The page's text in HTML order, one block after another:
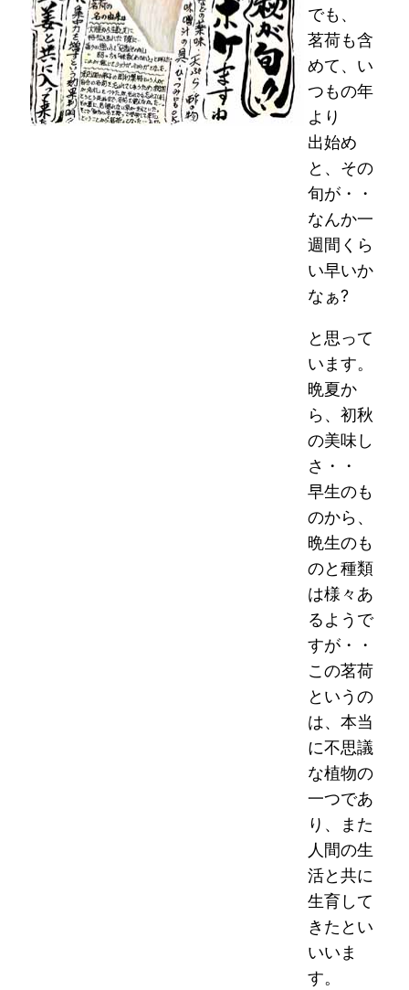
でも、
茗荷も含
めて、い
つもの年
より
出始め
と、その
旬が・・
なんか一
週間くら
い早いか
なぁ?
と思って
います。
晩夏か
ら、初秋
の美味し
さ・・
早生のも
のから、
晩生のも
のと種類
は様々あ
るようで
すが・・
この茗荷
というの
は、本当
に不思議
な植物の
一つであ
り、また
人間の生
活と共に
生育して
きたとい
いいま
す。